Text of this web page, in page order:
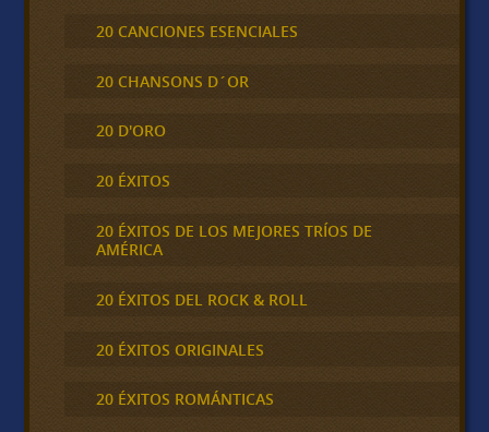
20 CANCIONES ESENCIALES
20 CHANSONS D´OR
20 D'ORO
20 ÉXITOS
20 ÉXITOS DE LOS MEJORES TRÍOS DE
AMÉRICA
20 ÉXITOS DEL ROCK & ROLL
20 ÉXITOS ORIGINALES
20 ÉXITOS ROMÁNTICAS